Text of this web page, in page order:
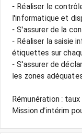
- Réaliser le
l'informatique et
- S'assurer de la
- Réaliser la saisie
étiquettes sur
- S'assurer de
les zones
Rémunération :
Mission d'intérim